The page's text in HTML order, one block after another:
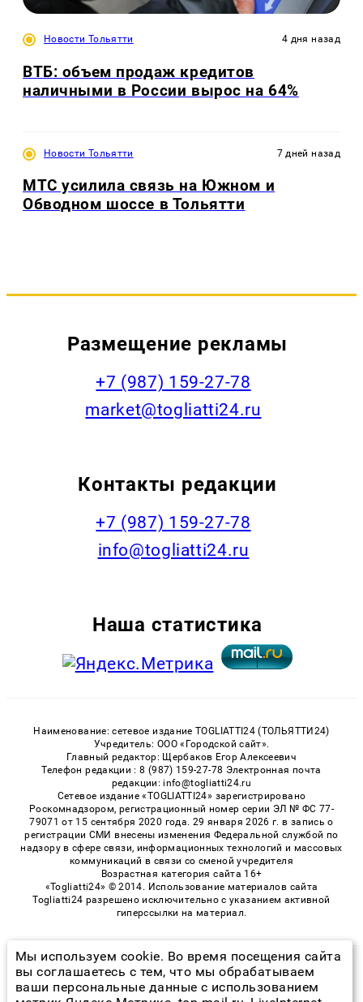
Новости Тольятти 4 дня назад
ВТБ: объем продаж кредитов
наличными в России вырос на 64%
Новости Тольятти 7 дней назад
МТС усилила связь на Южном и
Обводном шоссе в Тольятти
Размещение рекламы
+7 (987) 159-27-78
market@togliatti24.ru
Контакты редакции
+7 (987) 159-27-78
info@togliatti24.ru
Наша статистика
Наименование: сетевое издание TOGLIATTI24 (ТОЛЬЯТТИ24)
Учредитель: ООО «Городской сайт».
Главный редактор: Щербаков Егор Алексеевич
Телефон редакции : 8 (987) 159-27-78 Электронная почта
редакции: info@togliatti24.ru
Сетевое издание «TOGLIATTI24» зарегистрировано
Роскомнадзором, регистрационный номер серии ЭЛ № ФС 77-
79071 от 15 сентября 2020 года. 29 января 2026 г. в запись о
регистрации СМИ внесены изменения Федеральной службой по
надзору в сфере связи, информационных технологий и массовых
коммуникаций в связи со сменой учредителя
Возрастная категория сайта 16+
«Togliatti24» © 2014. Использование материалов сайта
Togliatti24 разрешено исключительно с указанием активной
гиперссылки на материал.
© 2026 «Togliatti24» | Все права защищены
Возрастная категория сайта 16+
Мы используем cookie. Во время посещения сайта
вы соглашаетесь с тем, что мы обрабатываем
ваши персональные данные с использованием